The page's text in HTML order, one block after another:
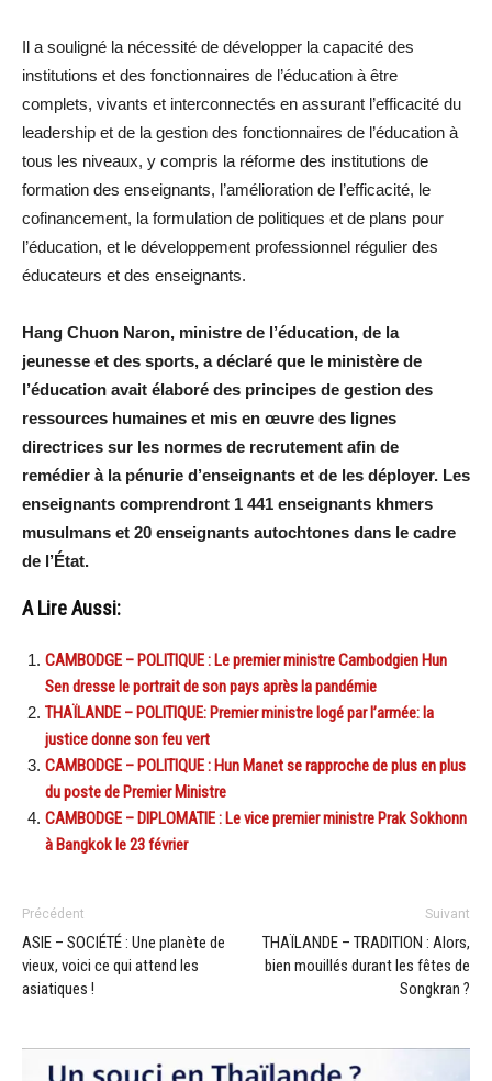
Il a souligné la nécessité de développer la capacité des
institutions et des fonctionnaires de l’éducation à être
complets, vivants et interconnectés en assurant l’efficacité du
leadership et de la gestion des fonctionnaires de l’éducation à
tous les niveaux, y compris la réforme des institutions de
formation des enseignants, l’amélioration de l’efficacité, le
cofinancement, la formulation de politiques et de plans pour
l’éducation, et le développement professionnel régulier des
éducateurs et des enseignants.
Hang Chuon Naron, ministre de l’éducation, de la
jeunesse et des sports, a déclaré que le ministère de
l’éducation avait élaboré des principes de gestion des
ressources humaines et mis en œuvre des lignes
directrices sur les normes de recrutement afin de
remédier à la pénurie d’enseignants et de les déployer. Les
enseignants comprendront 1 441 enseignants khmers
musulmans et 20 enseignants autochtones dans le cadre
de l’État.
A Lire Aussi:
CAMBODGE – POLITIQUE : Le premier ministre Cambodgien Hun
Sen dresse le portrait de son pays après la pandémie
THAÏLANDE – POLITIQUE: Premier ministre logé par l’armée: la
justice donne son feu vert
CAMBODGE – POLITIQUE : Hun Manet se rapproche de plus en plus
du poste de Premier Ministre
CAMBODGE – DIPLOMATIE : Le vice premier ministre Prak Sokhonn
à Bangkok le 23 février
Précédent
ASIE – SOCIÉTÉ : Une planète de
vieux, voici ce qui attend les
asiatiques !
Suivant
THAÏLANDE – TRADITION : Alors,
bien mouillés durant les fêtes de
Songkran ?